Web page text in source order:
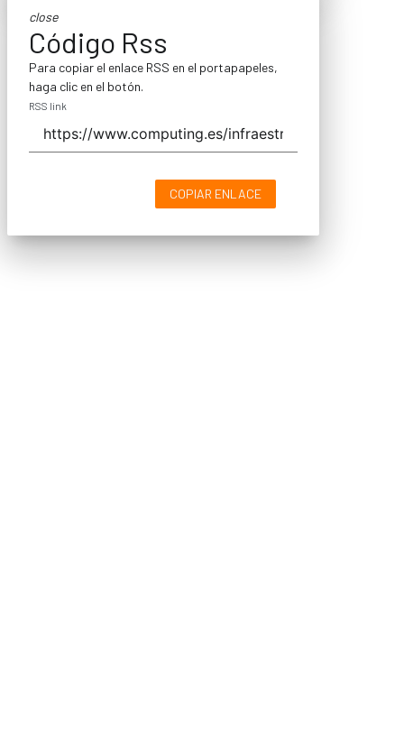
close
Código Rss
Para copiar el enlace RSS en el portapapeles,
haga clic en el botón.
RSS link
COPIAR ENLACE